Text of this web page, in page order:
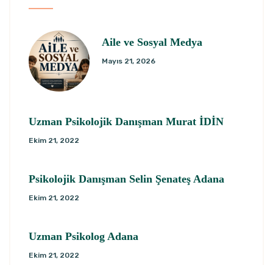
Aile ve Sosyal Medya
Mayıs 21, 2026
Uzman Psikolojik Danışman Murat İDİN
Ekim 21, 2022
Psikolojik Danışman Selin Şenateş Adana
Ekim 21, 2022
Uzman Psikolog Adana
Ekim 21, 2022